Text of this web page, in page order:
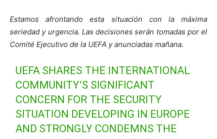
Estamos afrontando esta situación con la máxima
seriedad y urgencia. Las decisiones serán tomadas por el
Comité Ejecutivo de la UEFA y anunciadas mañana.
UEFA SHARES THE INTERNATIONAL
COMMUNITY’S SIGNIFICANT
CONCERN FOR THE SECURITY
SITUATION DEVELOPING IN EUROPE
AND STRONGLY CONDEMNS THE